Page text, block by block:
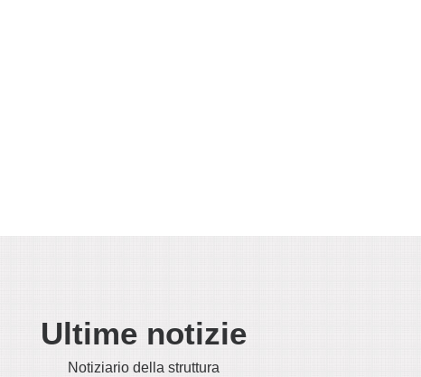
Ultime notizie
Notiziario della struttura